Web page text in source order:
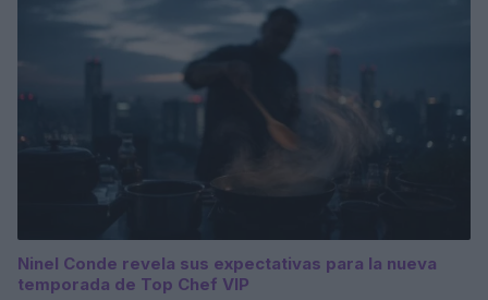
Ninel Conde revela sus expectativas para la nueva
temporada de Top Chef VIP